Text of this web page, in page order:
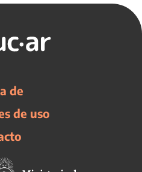
de
de uso